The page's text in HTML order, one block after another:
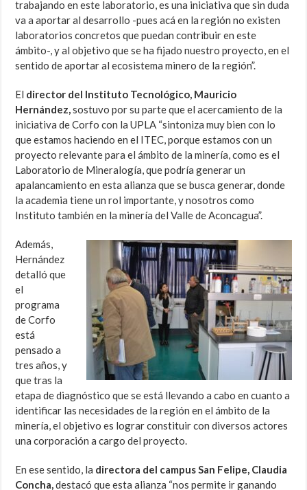
trabajando en este laboratorio, es una iniciativa que sin duda
va a aportar al desarrollo -pues acá en la región no existen
laboratorios concretos que puedan contribuir en este
ámbito-, y al objetivo que se ha fijado nuestro proyecto, en el
sentido de aportar al ecosistema minero de la región”.
El director del Instituto Tecnológico, Mauricio
Hernández,sostuvo por su parte que el acercamiento de la
iniciativa de Corfo con la UPLA “sintoniza muy bien con lo
que estamos haciendo en el ITEC, porque estamos con un
proyecto relevante para el ámbito de la minería, como es el
Laboratorio de Mineralogía, que podría generar un
apalancamiento en esta alianza que se busca generar, donde
la academia tiene un rol importante, y nosotros como
Instituto también en la minería del Valle de Aconcagua”.
Además,
Hernández
detalló que
el
programa
de Corfo
está
pensado a
tres años, y
que tras la
etapa de diagnóstico que se está llevando a cabo en cuanto a
identificar las necesidades de la región en el ámbito de la
minería, el objetivo es lograr constituir con diversos actores
una corporación a cargo del proyecto.
En ese sentido, la directora del campus San Felipe, Claudia
Concha,destacó que esta alianza “nos permite ir ganando